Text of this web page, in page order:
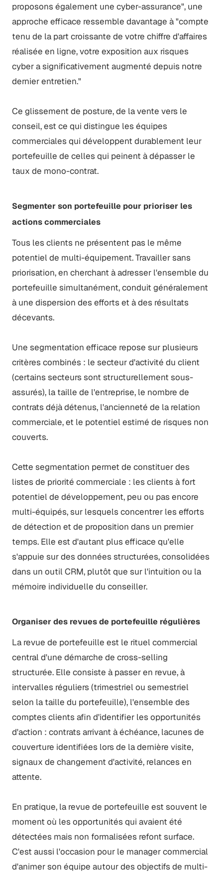
proposons également une cyber-assurance", une
approche efficace ressemble davantage à "compte
tenu de la part croissante de votre chiffre d'affaires
réalisée en ligne, votre exposition aux risques
cyber a significativement augmenté depuis notre
dernier entretien."
Ce glissement de posture, de la vente vers le
conseil, est ce qui distingue les équipes
commerciales qui développent durablement leur
portefeuille de celles qui peinent à dépasser le
taux de mono-contrat.
Segmenter son portefeuille pour prioriser les
actions commerciales
Tous les clients ne présentent pas le même
potentiel de multi-équipement. Travailler sans
priorisation, en cherchant à adresser l'ensemble du
portefeuille simultanément, conduit généralement
à une dispersion des efforts et à des résultats
décevants.
Une segmentation efficace repose sur plusieurs
critères combinés : le secteur d'activité du client
(certains secteurs sont structurellement sous-
assurés), la taille de l'entreprise, le nombre de
contrats déjà détenus, l'ancienneté de la relation
commerciale, et le potentiel estimé de risques non
couverts.
Cette segmentation permet de constituer des
listes de priorité commerciale : les clients à fort
potentiel de développement, peu ou pas encore
multi-équipés, sur lesquels concentrer les efforts
de détection et de proposition dans un premier
temps. Elle est d'autant plus efficace qu'elle
s'appuie sur des données structurées, consolidées
dans un outil CRM, plutôt que sur l'intuition ou la
mémoire individuelle du conseiller.
Organiser des revues de portefeuille régulières
La revue de portefeuille est le rituel commercial
central d'une démarche de cross-selling
structurée. Elle consiste à passer en revue, à
intervalles réguliers (trimestriel ou semestriel
selon la taille du portefeuille), l'ensemble des
comptes clients afin d'identifier les opportunités
d'action : contrats arrivant à échéance, lacunes de
couverture identifiées lors de la dernière visite,
signaux de changement d'activité, relances en
attente.
En pratique, la revue de portefeuille est souvent le
moment où les opportunités qui avaient été
détectées mais non formalisées refont surface.
C'est aussi l'occasion pour le manager commercial
d'animer son équipe autour des objectifs de multi-